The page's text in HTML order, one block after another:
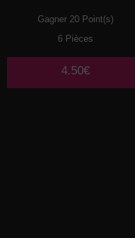
Gagner 20 Point(s)
6 Pièces
4.50€